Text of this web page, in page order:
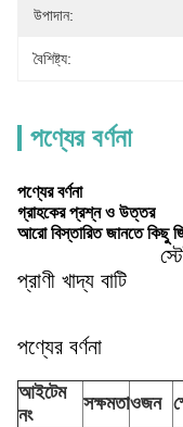
উপাদান:
বৈশিষ্ট্য:
পণ্যের বর্ণনা
পণ্যের বর্ণনা
গ্রাহকের প্রশ্ন ও উত্তর
আরো বিস্তারিত জানতে কিছু
প্রাণী খাদ্য বাটি
পণ্যের বর্ণনা
আইটেম
নং
সক্ষমতাওজন